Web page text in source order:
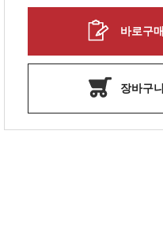
바로구매
장바구니